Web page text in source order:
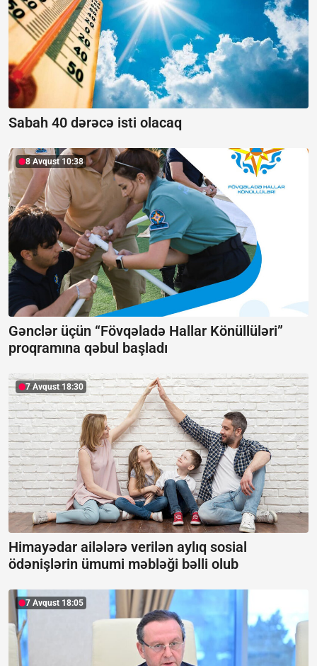
Sabah 40 dərəcə isti olacaq
8 Avqust 10:38
Gənclər üçün “Fövqəladə Hallar Könüllüləri”
proqramına qəbul başladı
7 Avqust 18:30
Himayədar ailələrə verilən aylıq sosial
ödənişlərin ümumi məbləği bəlli olub
7 Avqust 18:05